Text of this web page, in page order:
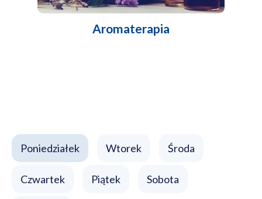
Aromaterapia
Poniedziałek Wtorek Środa
Czwartek Piątek Sobota